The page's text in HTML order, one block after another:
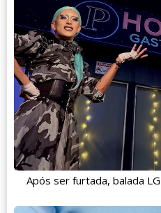
Após ser furtada, balada